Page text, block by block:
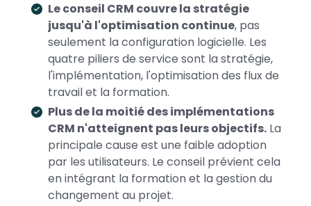
Le conseil CRM couvre la stratégie
jusqu'à l'optimisation continue, pas
seulement la configuration logicielle. Les
quatre piliers de service sont la stratégie,
l'implémentation, l'optimisation des flux de
travail et la formation.
Plus de la moitié des implémentations
CRM n'atteignent pas leurs objectifs. La
principale cause est une faible adoption
par les utilisateurs. Le conseil prévient cela
en intégrant la formation et la gestion du
changement au projet.